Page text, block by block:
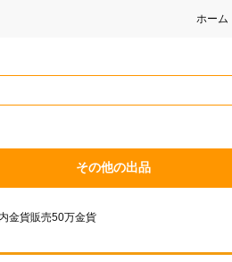
ホーム
その他の出品
金貨販売50万金貨